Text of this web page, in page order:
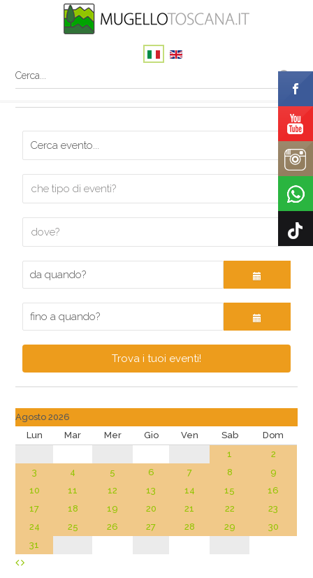
Trova i tuoi eventi!
Agosto 2026
Lun
Mar Mer Gio Ven Sab
Dom
1
2
3
4 5 6 7 8
9
10
11 12 13 14 15
16
17
18 19 20 21 22
23
24
25 26 27 28 29
30
31